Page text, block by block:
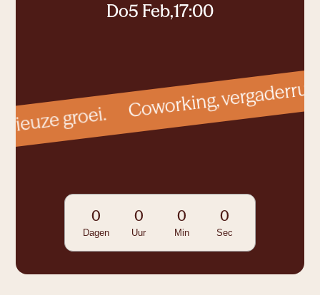
Compagnon
personen
Corner
1 tot 2personen
Do5 Feb,17:00
groei.
Coworking,
0
Dagen
0
Uur
0
Min
0
Sec